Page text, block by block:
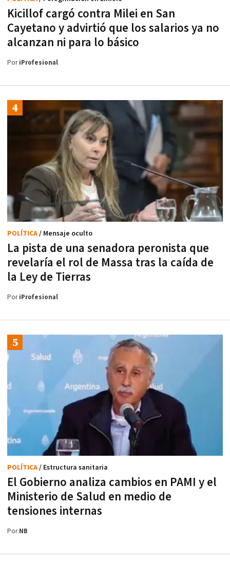
Kicillof cargó contra Milei en San
Cayetano y advirtió que los salarios ya no
alcanzan ni para lo básico
PoriProfesional
La pista de una senadora peronista que
revelaría el rol de Massa tras la caída de
la Ley de Tierras
POLÍTICA/ Mensaje oculto
PoriProfesional
El Gobierno analiza cambios en PAMI y el
Ministerio de Salud en medio de
tensiones internas
POLÍTICA/ Estructura sanitaria
PorNB